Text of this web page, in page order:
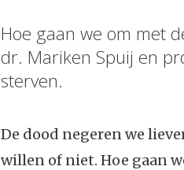
Hoe gaan we om met
dr. Mariken Spuij en
sterven.
De dood negeren we
willen of niet. Hoe gaan